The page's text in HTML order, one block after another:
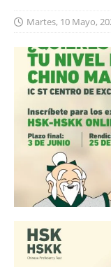
Martes, 10 Mayo,